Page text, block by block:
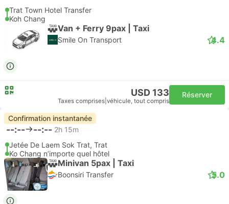
Trat Town Hotel Transfer
Koh Chang
Van + Ferry 9pax | Taxi
Smile On Transport 4.4
USD 133
Taxes comprises véhicule, tout compris
Réserver
Confirmation instantanée
--:-- --:-- 2h 15m
Jetée De Laem Sok Trat, Trat
Ko Chang n’importe quel hôtel
Minivan 5pax | Taxi
Boonsiri Transfer 5.0